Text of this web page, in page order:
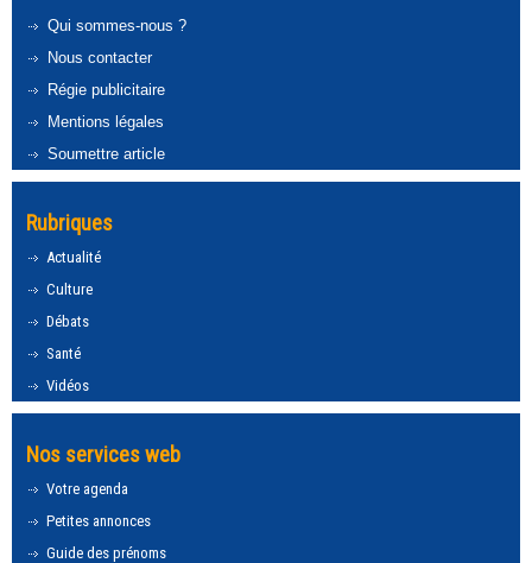
Qui sommes-nous ?
Nous contacter
Régie publicitaire
Mentions légales
Soumettre article
Rubriques
Actualité
Culture
Débats
Santé
Vidéos
Nos services web
Votre agenda
Petites annonces
Guide des prénoms